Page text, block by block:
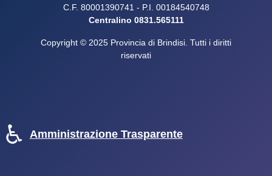
C.F. 80001390741 - P.I. 00184540748
Centralino 0831.565111
Copyright © 2025 Provincia di Brindisi. Tutti i diritti
riservati
Amministrazione Trasparente